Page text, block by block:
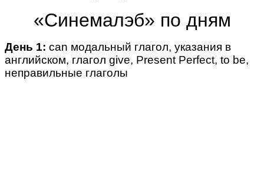
«Синемалэб» по дням
День 1: can модальный глагол, указания в
английском, глагол give, Present Perfect, to be,
неправильные глаголы